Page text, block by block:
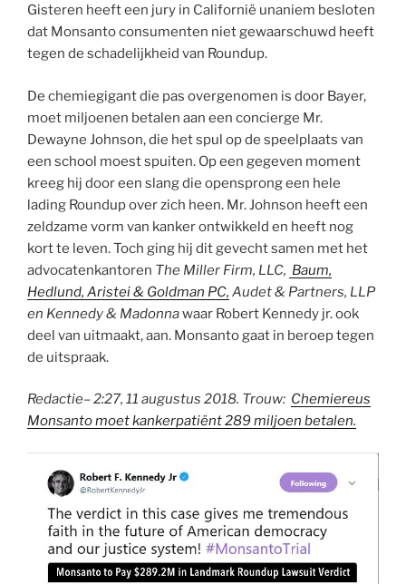
Gisteren heeft een jury in Californië unaniem besloten
dat Monsanto consumenten niet gewaarschuwd heeft
tegen de schadelijkheid van Roundup.
De chemiegigant die pas overgenomen is door Bayer,
moet miljoenen betalen aan een concierge Mr.
Dewayne Johnson, die het spul op de speelplaats van
een school moest spuiten. Op een gegeven moment
kreeg hij door een slang die opensprong een hele
lading Roundup over zich heen. Mr. Johnson heeft een
zeldzame vorm van kanker ontwikkeld en heeft nog
kort te leven. Toch ging hij dit gevecht samen met het
advocatenkantoren The Miller Firm, LLC, Baum,
Hedlund, Aristei & Goldman PC, Audet & Partners, LLP
en Kennedy & Madonnawaar Robert Kennedy jr. ook
deel van uitmaakt, aan. Monsanto gaat in beroep tegen
de uitspraak.
Redactie–2:27, 11 augustus 2018. Trouw: Chemiereus
Monsanto moet kankerpatiënt 289 miljoen betalen.